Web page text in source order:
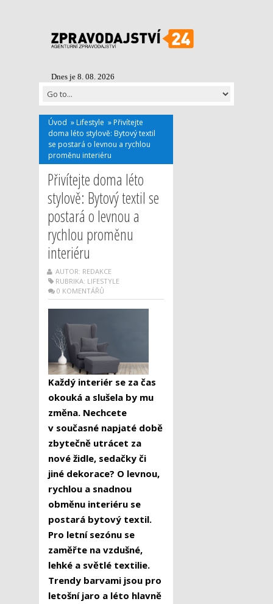
Dnes je 8. 08. 2026
Úvod » Lifestyle » Přivítejte
doma léto stylově: Bytový textil
se postará o levnou a rychlou
proměnu interiéru
Přivítejte doma léto
stylově: Bytový textil se
postará o levnou a
rychlou proměnu
interiéru
AUTOR: REDAKCE
RUBRIKA: LIFESTYLE
0 KOMENTÁŘŮ
Každý interiér se za čas
okouká a slušela by mu
změna. Nechcete
v současné napjaté době
zbytečně utrácet za
nové židle, sedačky či
jiné dekorace? O levnou,
rychlou a snadnou
obměnu interiéru se
postará bytový textil.
Pro letní sezónu se
zaměřte na vzdušné,
lehké a světlé textilie.
Trendy barvami jsou pro
letošní jaro a léto hlavně